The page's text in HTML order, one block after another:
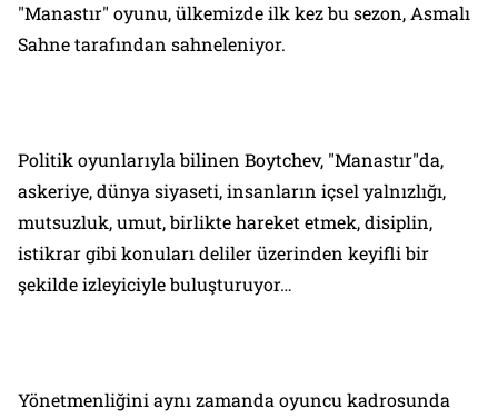
"Manastır" oyunu, ülkemizde ilk kez bu sezon, Asmalı
Sahne tarafından sahneleniyor.
Politik oyunlarıyla bilinen Boytchev, "Manastır"da,
askeriye, dünya siyaseti, insanların içsel yalnızlığı,
mutsuzluk, umut, birlikte hareket etmek, disiplin,
istikrar gibi konuları deliler üzerinden keyifli bir
şekilde izleyiciyle buluşturuyor…
Yönetmenliğini aynı zamanda oyuncu kadrosunda